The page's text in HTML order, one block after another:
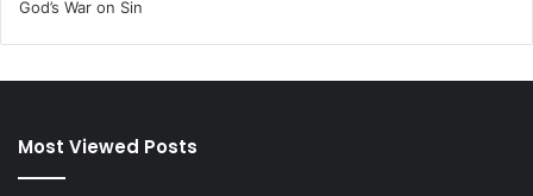
God’s War on Sin
Most Viewed Posts